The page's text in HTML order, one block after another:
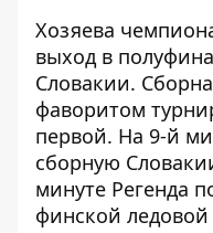
Хозяева
выход в
Словакии.
фаворитом
первой. На 9-й
сборную
минуте Регенда
финской